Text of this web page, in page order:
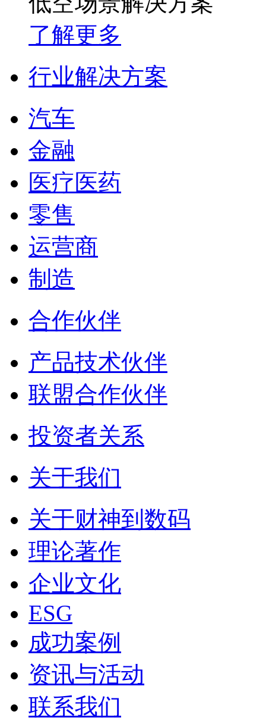
了解更多
行业解决方案
汽车
金融
医疗医药
零售
运营商
制造
合作伙伴
产品技术伙伴
联盟合作伙伴
投资者关系
关于我们
关于财神到数码
理论著作
企业文化
ESG
成功案例
资讯与活动
联系我们